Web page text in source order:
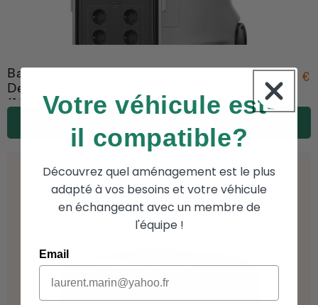
Batterie ECOFLOW
Delta PRO 3 | 4096 Wh
(Modèle d'expo)
2,500.00 €
Votre véhicule est-
il compatible?
Découvrez quel aménagement est le plus
adapté à vos besoins et votre véhicule
en échangeant avec un membre de
l'équipe !
Email